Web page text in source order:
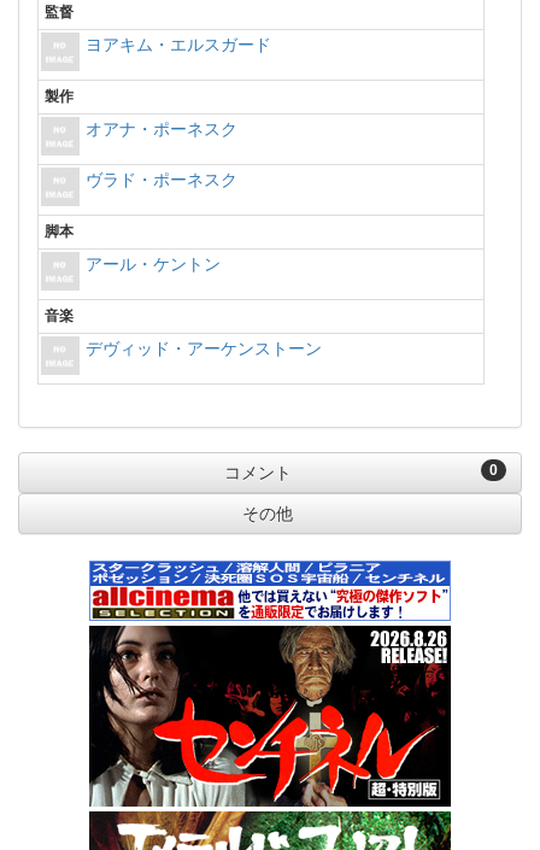
監督
ヨアキム・エルスガード
製作
オアナ・ポーネスク
ヴラド・ポーネスク
脚本
アール・ケントン
音楽
デヴィッド・アーケンストーン
0
コメント
その他